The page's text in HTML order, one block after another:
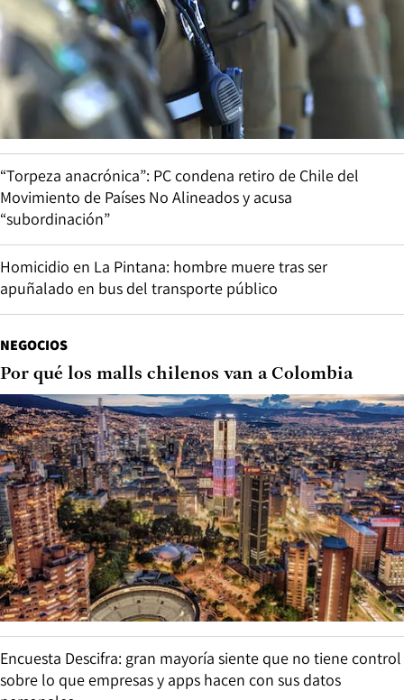
“Torpeza anacrónica”: PC condena retiro de Chile del
Movimiento de Países No Alineados y acusa
“subordinación”
Homicidio en La Pintana: hombre muere tras ser
apuñalado en bus del transporte público
NEGOCIOS
Por qué los malls chilenos van a Colombia
Encuesta Descifra: gran mayoría siente que no tiene control
sobre lo que empresas y apps hacen con sus datos